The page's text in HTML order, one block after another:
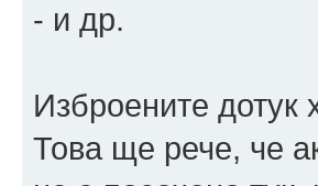
- и др.
Изброените дотук
Това ще рече, че